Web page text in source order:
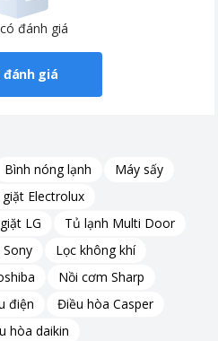
đánh giá
đánh giá
Bình nóng lạnh
Máy sấy
Electrolux
LG
Tủ lạnh Multi Door
Sony
Lọc không khí
Nồi cơm Sharp
điện
Điều hòa Casper
hòa daikin